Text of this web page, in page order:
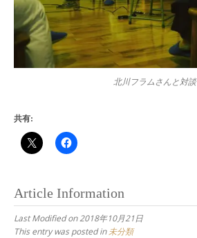
北川フラムさんと対談
共有:
Article Information
Last Modified on 2018年10月21日
This entry was posted in 未分類